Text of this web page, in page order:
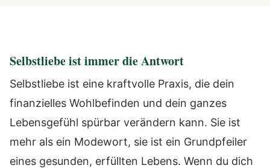
Selbstliebe ist immer die Antwort
Selbstliebe ist eine kraftvolle Praxis, die dein
finanzielles Wohlbefinden und dein ganzes
Lebensgefühl spürbar verändern kann. Sie ist
mehr als ein Modewort, sie ist ein Grundpfeiler
eines gesunden, erfüllten Lebens. Wenn du dich